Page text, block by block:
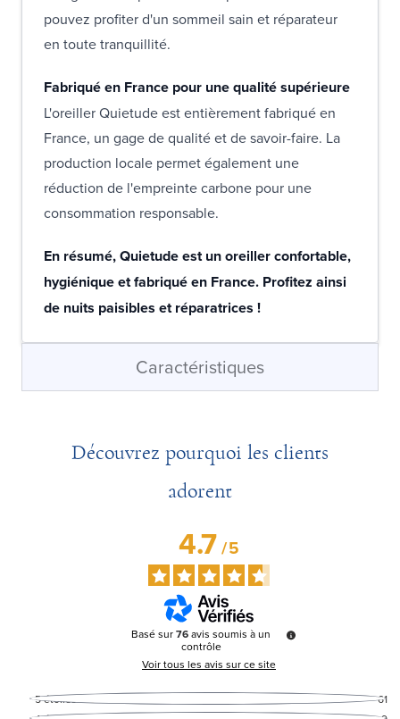
pouvez profiter d'un sommeil sain et réparateur
en toute tranquillité.
Fabriqué en France pour une qualité supérieure
L'oreiller Quietude est entièrement fabriqué en
France, un gage de qualité et de savoir-faire. La
production locale permet également une
réduction de l'empreinte carbone pour une
consommation responsable.
En résumé, Quietude est un oreiller confortable,
hygiénique et fabriqué en France. Profitez ainsi
de nuits paisibles et réparatrices !
Caractéristiques
Découvrez pourquoi les clients
adorent
4.7/5
Basé sur76avis soumis à un
contrôle
Voir tous les avis sur ce site
5étoiles
61